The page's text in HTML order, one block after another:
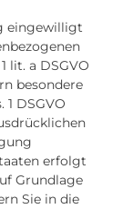
eingewilligt
lit. a DSGVO
besondere
DSGVO
erfolgt
Grundlage
Sie in die